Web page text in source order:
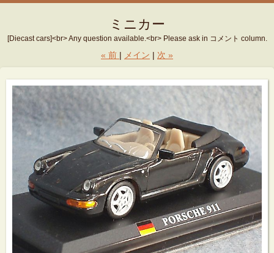
ミニカー
[Diecast cars]<br> Any question available.<br> Please ask in コメント column.
« 前 メイン 次 »